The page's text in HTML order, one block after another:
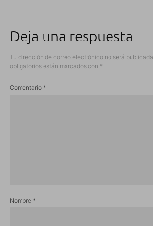
Deja una respuesta
Tu dirección de correo electrónico no será publicada.
obligatorios están marcados con *
Comentario *
Nombre *